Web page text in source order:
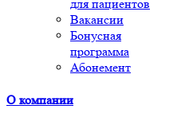
для пациентов
Вакансии
Бонусная
программа
Абонемент
О компании